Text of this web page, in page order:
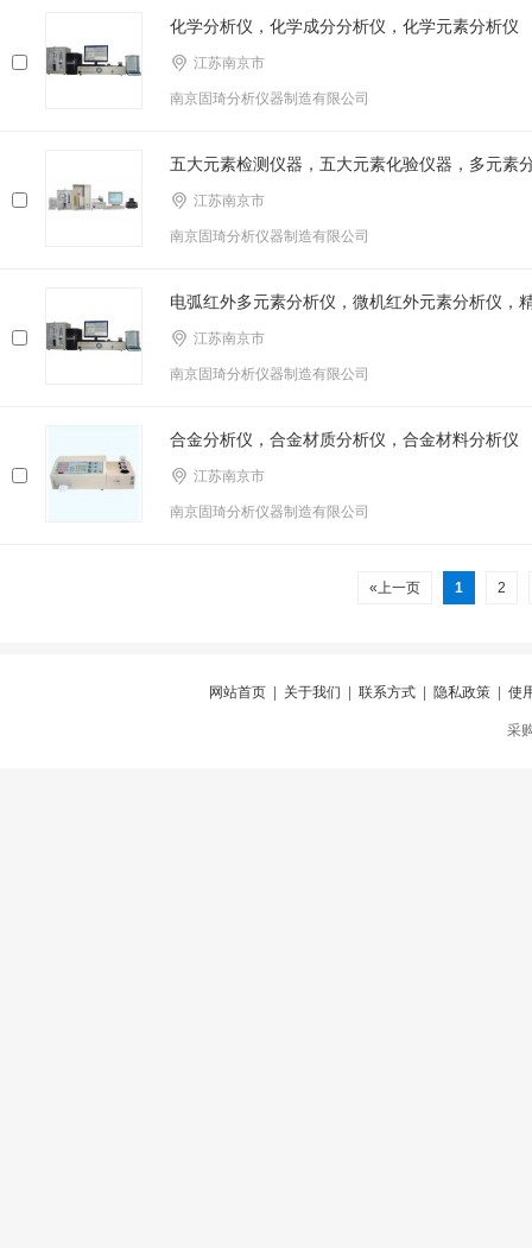
化学分析仪，化学成分分析仪，化学元素分析仪
江苏南京市
南京固琦分析仪器制造有限公司
五大元素检测仪器，五大元素化验仪器，多元素
江苏南京市
南京固琦分析仪器制造有限公司
电弧红外多元素分析仪，微机红外元素分析仪，
江苏南京市
南京固琦分析仪器制造有限公司
合金分析仪，合金材质分析仪，合金材料分析仪
江苏南京市
南京固琦分析仪器制造有限公司
«上一页 1 2
网站首页| 关于我们 联系方式| 隐私政策| 使
采